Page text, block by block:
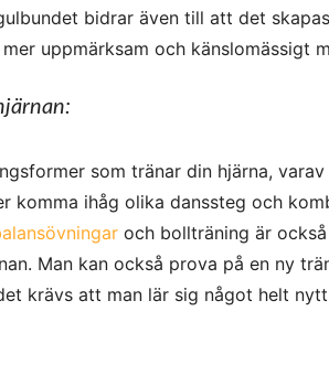
bidrar även till att det
uppmärksam och känslomässigt
som tränar din hjärna,
komma ihåg olika danssteg och
och bollträning är
Man kan också prova på en ny
krävs att man lär sig något helt